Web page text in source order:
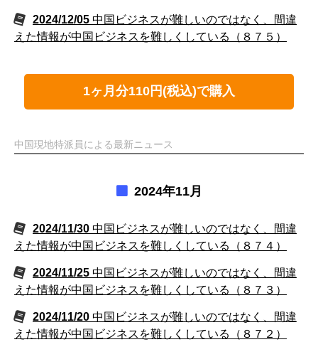
2024/12/05 中国ビジネスが難しいのではなく、間違
えた情報が中国ビジネスを難しくしている（８７５）
1ヶ月分110円(税込)で購入
中国現地特派員による最新ニュース
2024年11月
2024/11/30 中国ビジネスが難しいのではなく、間違
えた情報が中国ビジネスを難しくしている（８７４）
2024/11/25 中国ビジネスが難しいのではなく、間違
えた情報が中国ビジネスを難しくしている（８７３）
2024/11/20 中国ビジネスが難しいのではなく、間違
えた情報が中国ビジネスを難しくしている（８７２）